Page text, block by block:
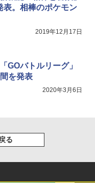
表。相棒のポケモン
2019年12月17日
GOバトルリーグ」
を発表
2020年3月6日
る